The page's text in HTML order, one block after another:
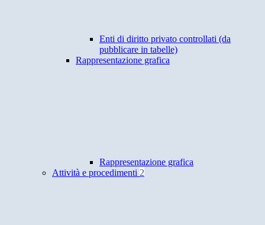
Enti di diritto privato controllati (da
pubblicare in tabelle)
Rappresentazione grafica
Rappresentazione grafica
Attività e procedimenti 2